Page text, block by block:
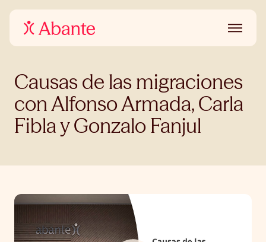
Causas de las migraciones
con Alfonso Armada, Carla
Fibla y Gonzalo Fanjul